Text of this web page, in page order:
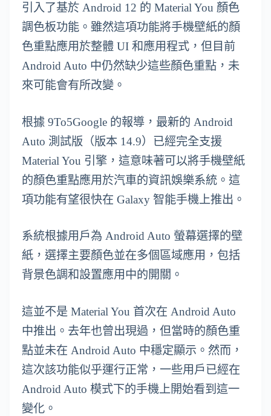
引入了基於 Android 12 的 Material You 顏色
調色板功能。雖然這項功能將手機壁紙的顏
色重點應用於整體 UI 和應用程式，但目前
Android Auto 中仍然缺少這些顏色重點，未
來可能會有所改變。
根據 9To5Google 的報導，最新的 Android
Auto 測試版（版本 14.9）已經完全支援
Material You 引擎，這意味著可以將手機壁紙
的顏色重點應用於汽車的資訊娛樂系統。這
項功能有望很快在 Galaxy 智能手機上推出。
系統根據用戶為 Android Auto 螢幕選擇的壁
紙，選擇主要顏色並在多個區域應用，包括
背景色調和設置應用中的開關。
這並不是 Material You 首次在 Android Auto
中推出。去年也曾出現過，但當時的顏色重
點並未在 Android Auto 中穩定顯示。然而，
這次該功能似乎運行正常，一些用戶已經在
Android Auto 模式下的手機上開始看到這一
變化。